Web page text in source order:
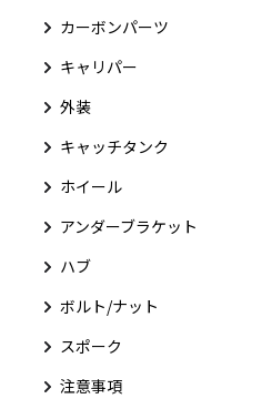
カーボンパーツ
キャリパー
外装
キャッチタンク
ホイール
アンダーブラケット
ハブ
ボルト/ナット
スポーク
注意事項